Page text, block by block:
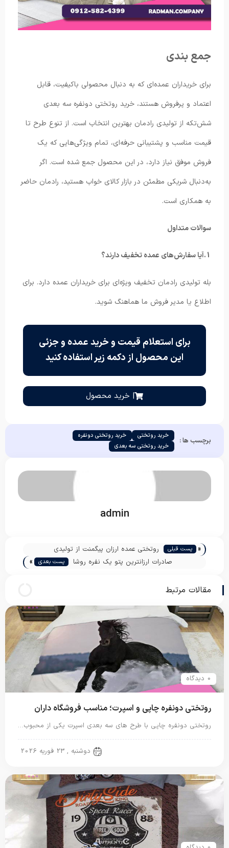
جمع ‌بندی
برای خریداران عمده‌ای که به دنبال محصولی باکیفیت، قابل
اعتماد و پرفروش هستند، خرید روتختی دونفره سه بعدی
شش‌تکه از تولیدی رادمان بهترین انتخاب است. از تنوع طرح تا
قیمت مناسب و پشتیبانی حرفه‌ای، تمام ویژگی‌هایی که یک
فروش موفق نیاز دارد، در این محصول جمع شده است. اگر
به‌دنبال شریکی مطمئن در بازار کالای خواب هستید، رادمان حاضر
به همکاری است.
سوالات متداول
1.آیا سفارش‌های عمده تخفیف دارند؟
بله تولیدی رادمان تخفیف ویژه‌ای برای خریداران عمده دارد. برای
اطلاع یا مدیر فروش ما هماهنگ شوید.
برای استعلام قیمت و خرید عمده و جزئی
این محصول از دکمه زیر استفاده کنید
| خرید محصول
برچسب ها : خرید روتختی
خرید روتختی دونفره
خرید روتختی سه بعدی
admin
« پست قبلی
روتختی عمده ارزان پیگمنت از تولیدی
صادرات ارزانترین پتو یک نفره روشا
پست بعدی »
مقالات مرتبط
0 دیدگاه
روتختی دونفره چاپی و اسپرت؛ مناسب فروشگاه داران
روتختی دونفره چاپی با طرح های سه بعدی اسپرت یکی از محبوب…
دوشنبه , 23 فوریه 2026